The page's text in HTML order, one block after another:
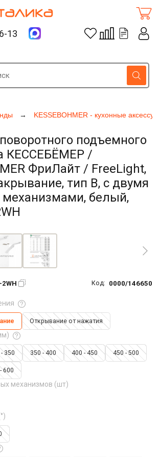
KESSEBOHMER - кухонные
подъемного
КЕССЕБЁМЕР /
ФриЛайт / FreeLight,
тип B, с двумя
белый,
Код: 0000/146650
Открывание от нажатия
350 350 - 400 400 - 450 450 - 500
600
механизмов (шт)
13